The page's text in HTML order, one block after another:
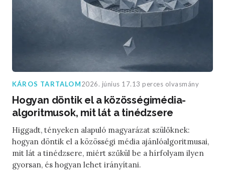
KÁROS TARTALOM2026. június 17.13 perces olvasmány
Hogyan döntik el a közösségimédia-
algoritmusok, mit lát a tinédzsere
Higgadt, tényeken alapuló magyarázat szülőknek:
hogyan döntik el a közösségi média ajánlóalgoritmusai,
mit lát a tinédzsere, miért szűkül be a hírfolyam ilyen
gyorsan, és hogyan lehet irányítani.